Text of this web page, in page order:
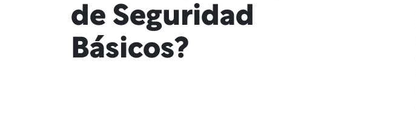
de Seguridad
Básicos?